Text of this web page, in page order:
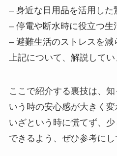
– 身近な日用品を活用した
– 停電や断水時に役立つ生
– 避難生活のストレスを減
上記について、解説してい
ここで紹介する裏技は、
いう時の安心感が大きく変
いざという時に慌てず、
できるよう、ぜひ参考にし